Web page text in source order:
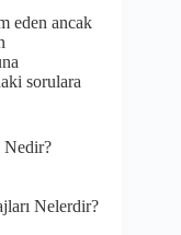
eden ancak
sorulara
Nedir?
Nelerdir?